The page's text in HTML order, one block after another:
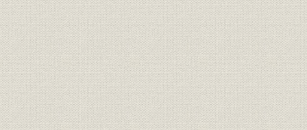
経営;生産 操業成績の推移―厚板 昭和51年
技術
技術開発の変遷 主要技術開発の
変遷
昭和44年
技術;表彰
発明改善社長表彰・社外表彰受
賞一覧
昭和44年